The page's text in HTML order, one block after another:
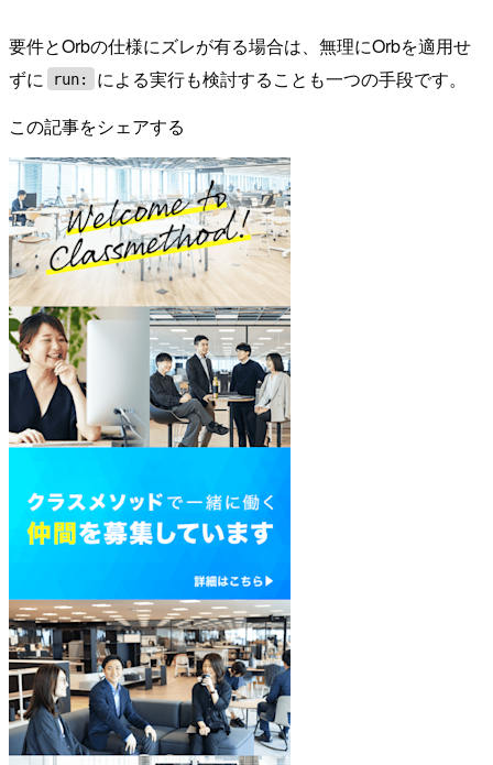
要件とOrbの仕様にズレが有る場合は、無理にOrbを適用せ
ずに
run:
による実行も検討することも一つの手段です。
この記事をシェアする